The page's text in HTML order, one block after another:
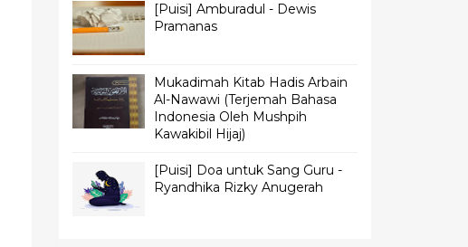
[Puisi] Amburadul - Dewis
Pramanas
Mukadimah Kitab Hadis Arbain
Al-Nawawi (Terjemah Bahasa
Indonesia Oleh Mushpih
Kawakibil Hijaj)
[Puisi] Doa untuk Sang Guru -
Ryandhika Rizky Anugerah